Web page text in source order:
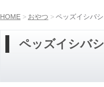
HOME おやつ ペッズイシバシ
ペッズイシバシ